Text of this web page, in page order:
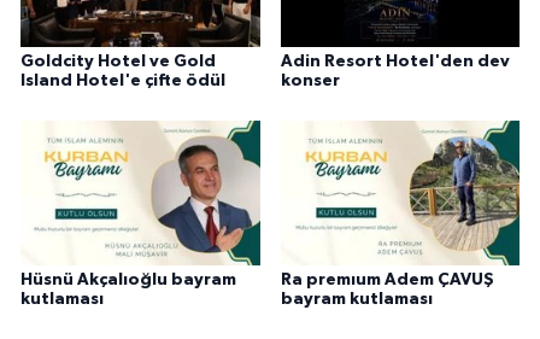
Goldcity Hotel ve Gold
Island Hotel'e çifte ödül
Adin Resort Hotel'den dev
konser
Hüsnü Akçalıoğlu bayram
kutlaması
Ra premıum Adem ÇAVUŞ
bayram kutlaması